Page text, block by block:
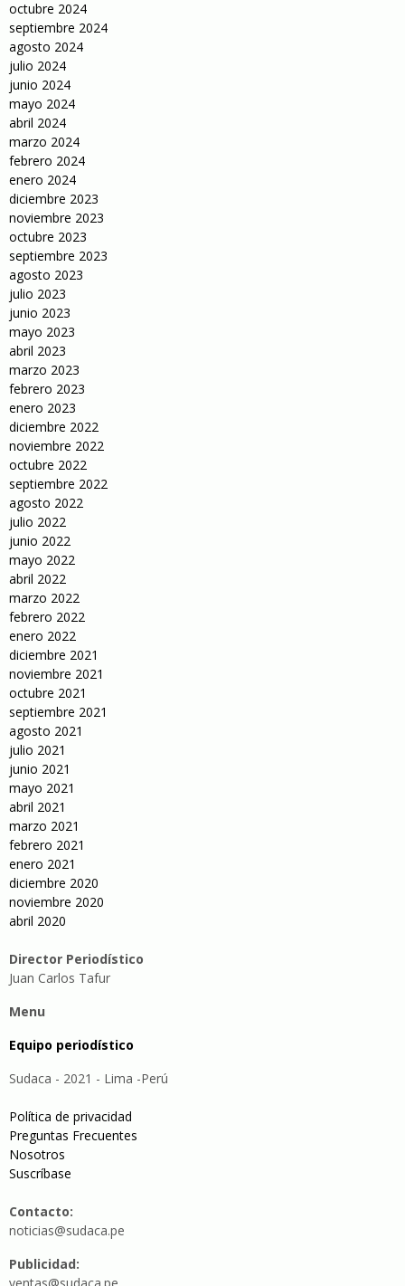
octubre 2024
septiembre 2024
agosto 2024
julio 2024
junio 2024
mayo 2024
abril 2024
marzo 2024
febrero 2024
enero 2024
diciembre 2023
noviembre 2023
octubre 2023
septiembre 2023
agosto 2023
julio 2023
junio 2023
mayo 2023
abril 2023
marzo 2023
febrero 2023
enero 2023
diciembre 2022
noviembre 2022
octubre 2022
septiembre 2022
agosto 2022
julio 2022
junio 2022
mayo 2022
abril 2022
marzo 2022
febrero 2022
enero 2022
diciembre 2021
noviembre 2021
octubre 2021
septiembre 2021
agosto 2021
julio 2021
junio 2021
mayo 2021
abril 2021
marzo 2021
febrero 2021
enero 2021
diciembre 2020
noviembre 2020
abril 2020
Director Periodístico
Juan Carlos Tafur
Menu
Equipo periodístico
Sudaca - 2021 - Lima -Perú
Política de privacidad
Preguntas Frecuentes
Nosotros
Suscríbase
Contacto:
noticias@sudaca.pe
Publicidad: